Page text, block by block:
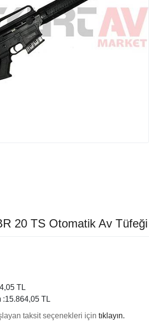
20 TS Otomatik Av Tüfeği
TL
:15.864,05 TL
taksit seçenekleri için tıklayın.